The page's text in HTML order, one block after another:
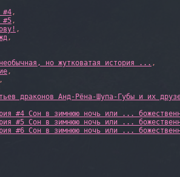
#4,
#5,
,
,
но жутковатая история ... ,
,
,
драконов Анд-Рёна-Шупа-Губы и их
#4 Сон в зимнюю ночь или ...
#5 Сон в зимнюю ночь или ...
#6 Сон в зимнюю ночь или ...